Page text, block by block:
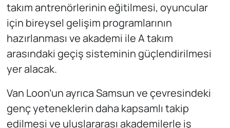
takım antrenörlerinin eğitilmesi, oyuncular
için bireysel gelişim programlarının
hazırlanması ve akademi ile A takım
arasındaki geçiş sisteminin güçlendirilmesi
yer alacak.
Van Loon’un ayrıca Samsun ve çevresindeki
genç yeteneklerin daha kapsamlı takip
edilmesi ve uluslararası akademilerle iş